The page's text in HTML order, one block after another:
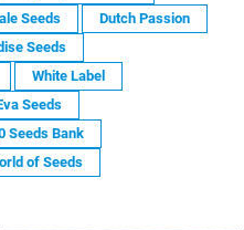
Seeds
Dutch Passion
Seeds
White Label
Seeds
Seeds Bank
of Seeds